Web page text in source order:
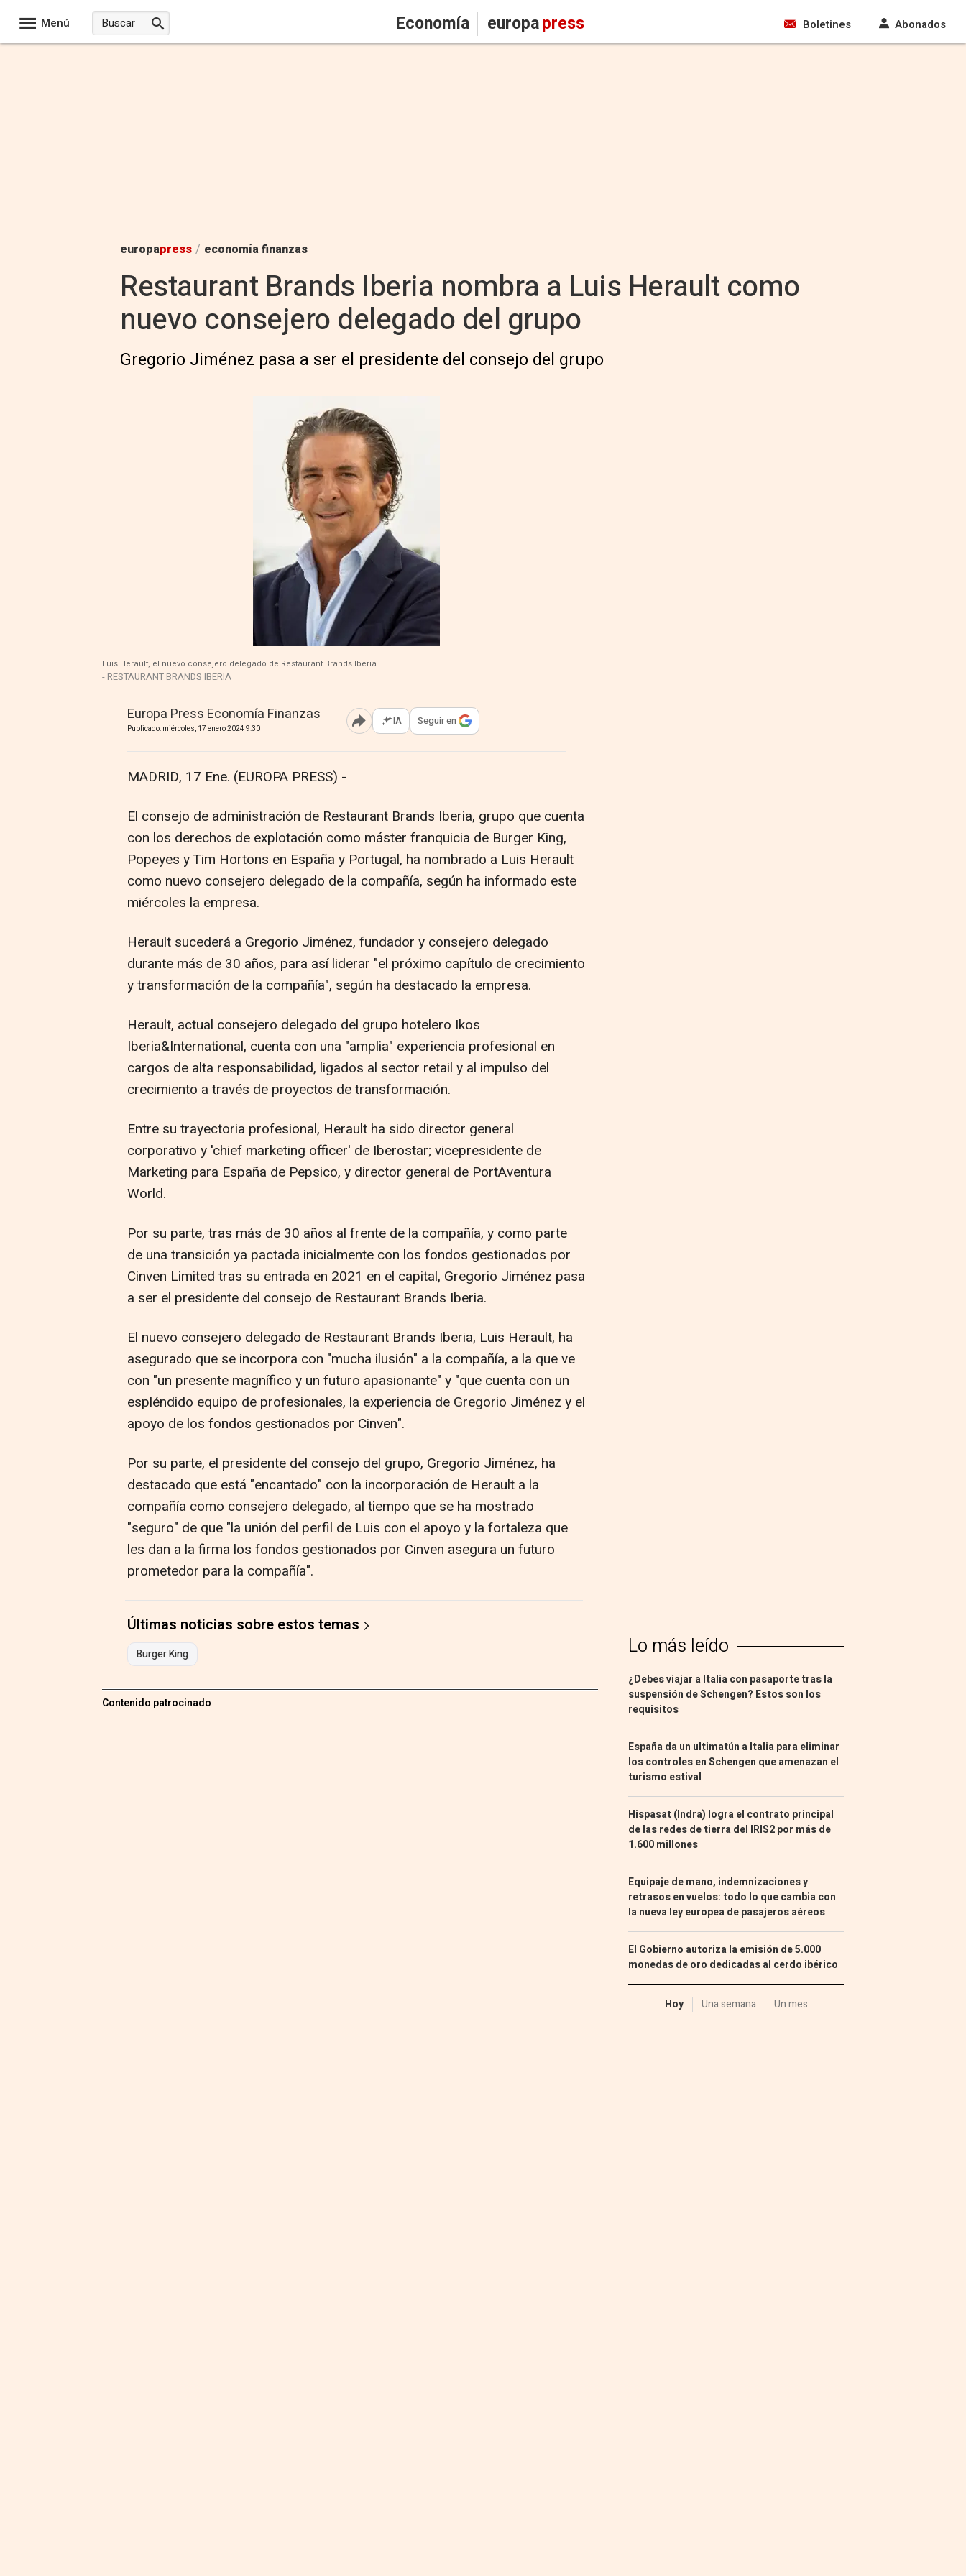
Menú Economía europapress Boletines Abonados
europapress / economía finanzas
Restaurant Brands Iberia nombra a Luis Herault como
nuevo consejero delegado del grupo
Gregorio Jiménez pasa a ser el presidente del consejo del grupo
Luis Herault, el nuevo consejero delegado de Restaurant Brands Iberia
- RESTAURANT BRANDS IBERIA
Europa Press Economía Finanzas
Publicado: miércoles, 17 enero 2024 9:30 Abrir opciones para compartir
IA Seguir en
MADRID, 17 Ene. (EUROPA PRESS) -
El consejo de administración de Restaurant Brands Iberia, grupo que cuenta
con los derechos de explotación como máster franquicia de Burger King,
Popeyes y Tim Hortons en España y Portugal, ha nombrado a Luis Herault
como nuevo consejero delegado de la compañía, según ha informado este
miércoles la empresa.
Herault sucederá a Gregorio Jiménez, fundador y consejero delegado
durante más de 30 años, para así liderar "el próximo capítulo de crecimiento
y transformación de la compañía", según ha destacado la empresa.
Herault, actual consejero delegado del grupo hotelero Ikos
Iberia&International, cuenta con una "amplia" experiencia profesional en
cargos de alta responsabilidad, ligados al sector retail y al impulso del
crecimiento a través de proyectos de transformación.
Entre su trayectoria profesional, Herault ha sido director general
corporativo y 'chief marketing officer' de Iberostar; vicepresidente de
Marketing para España de Pepsico, y director general de PortAventura
World.
Por su parte, tras más de 30 años al frente de la compañía, y como parte
de una transición ya pactada inicialmente con los fondos gestionados por
Cinven Limited tras su entrada en 2021 en el capital, Gregorio Jiménez pasa
a ser el presidente del consejo de Restaurant Brands Iberia.
El nuevo consejero delegado de Restaurant Brands Iberia, Luis Herault, ha
asegurado que se incorpora con "mucha ilusión" a la compañía, a la que ve
con "un presente magnífico y un futuro apasionante" y "que cuenta con un
espléndido equipo de profesionales, la experiencia de Gregorio Jiménez y el
apoyo de los fondos gestionados por Cinven".
Por su parte, el presidente del consejo del grupo, Gregorio Jiménez, ha
destacado que está "encantado" con la incorporación de Herault a la
compañía como consejero delegado, al tiempo que se ha mostrado
"seguro" de que "la unión del perfil de Luis con el apoyo y la fortaleza que
les dan a la firma los fondos gestionados por Cinven asegura un futuro
prometedor para la compañía".
Últimas noticias sobre estos temas
Burger King
Contenido patrocinado
Lo más leído
¿Debes viajar a Italia con pasaporte tras la
suspensión de Schengen? Estos son los
requisitos
España da un ultimatún a Italia para eliminar
los controles en Schengen que amenazan el
turismo estival
Hispasat (Indra) logra el contrato principal
de las redes de tierra del IRIS2 por más de
1.600 millones
Equipaje de mano, indemnizaciones y
retrasos en vuelos: todo lo que cambia con
la nueva ley europea de pasajeros aéreos
El Gobierno autoriza la emisión de 5.000
monedas de oro dedicadas al cerdo ibérico
Hoy Una semana Un mes